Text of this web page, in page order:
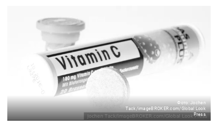
Фото: Jochen
Tack/imageBROKER.com/Global Look
Press